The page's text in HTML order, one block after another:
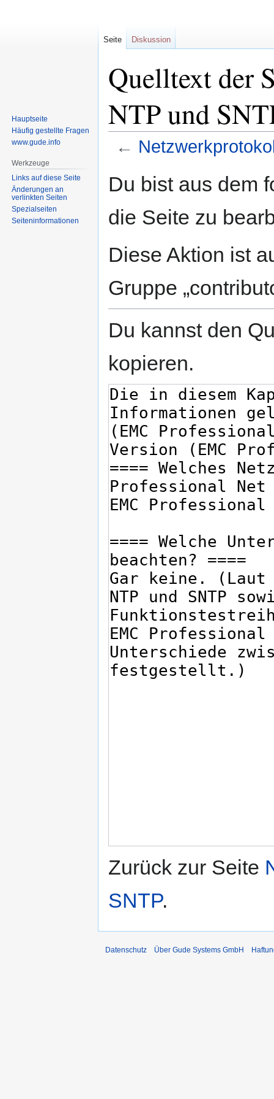
Quelltext der
NTP und
←
Navigation
Suche
Du bist aus dem
die Seite zu
Diese Aktion ist
Gruppe
Du kannst den
kopieren.
Zurück zur Seite
SNTP.
Seite Diskussion
Hauptseite
Häufig gestellte Fragen
www.gude.info
Werkzeuge
Links auf diese Seite
Änderungen an
verlinkten Seiten
Spezialseiten
Seiten­informationen
Datenschutz Über Gude Systems GmbH